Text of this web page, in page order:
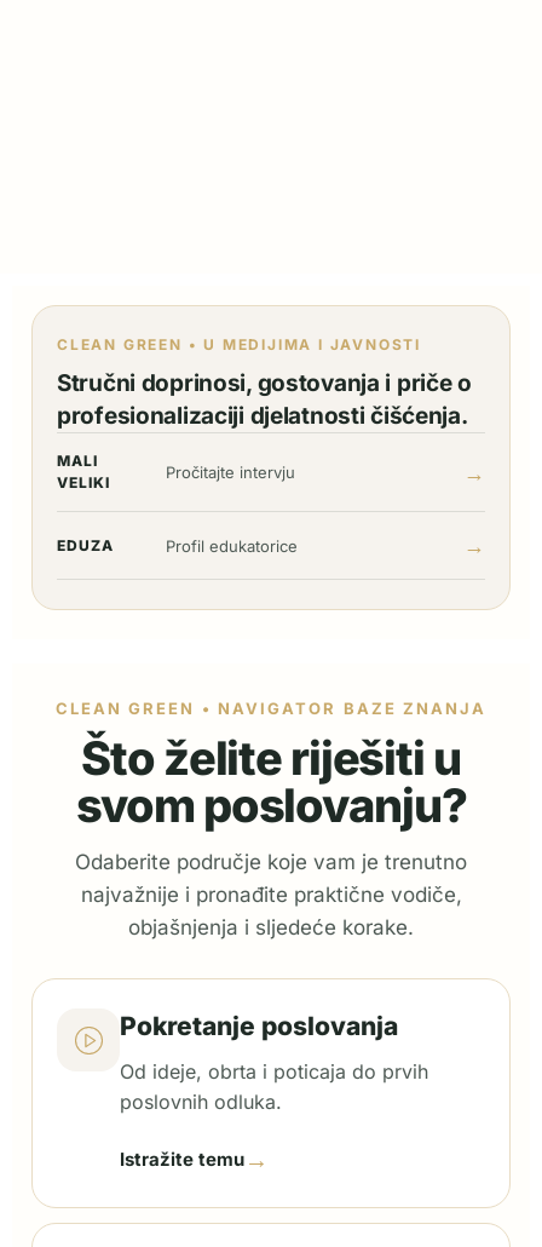
CLEAN GREEN • U MEDIJIMA I JAVNOSTI
Stručni doprinosi, gostovanja i priče o
profesionalizaciji djelatnosti čišćenja.
MALI
VELIKI
Pročitajte intervju →
EDUZA Profil edukatorice →
CLEAN GREEN • NAVIGATOR BAZE ZNANJA
Što želite riješiti u
svom poslovanju?
Odaberite područje koje vam je trenutno
najvažnije i pronađite praktične vodiče,
objašnjenja i sljedeće korake.
Pokretanje poslovanja
Od ideje, obrta i poticaja do prvih
poslovnih odluka.
Istražite temu →